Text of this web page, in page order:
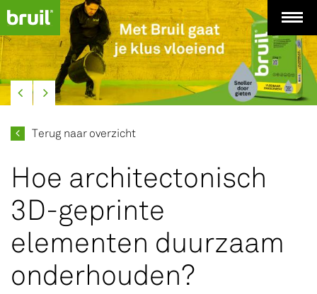
Terug naar overzicht
Hoe architectonisch
3D-geprinte
elementen duurzaam
onderhouden?